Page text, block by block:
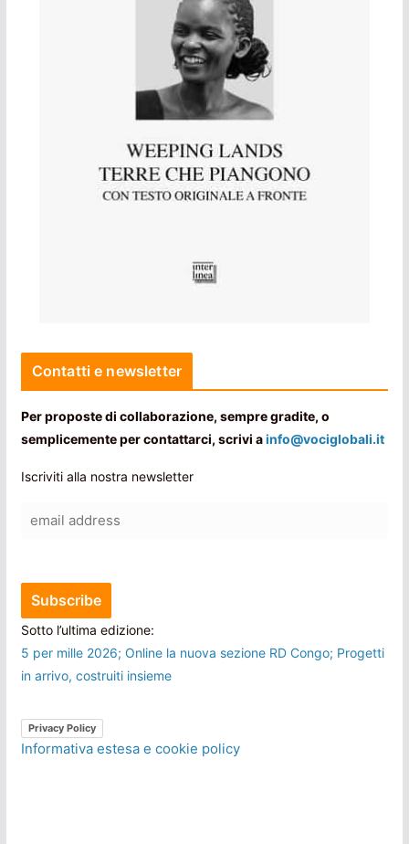
Contatti e newsletter
Per proposte di collaborazione, sempre gradite, o
semplicemente per contattarci, scrivi ainfo@vociglobali.it
Iscriviti alla nostra newsletter
Sotto l’ultima edizione:
5 per mille 2026; Online la nuova sezione RD Congo; Progetti
in arrivo, costruiti insieme
Privacy Policy
Informativa estesa e cookie policy